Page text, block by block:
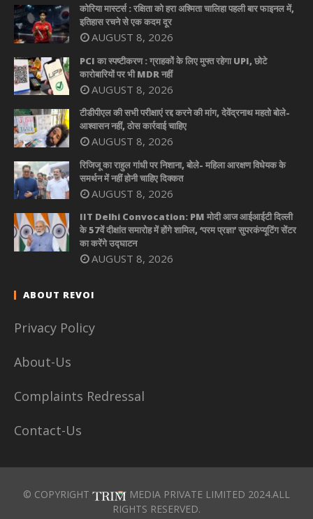
कोरिया मास्टर्स : रक्षिता को हरा अश्मिता चालिहा पहली बार फाइनल में,
इतिहास रचने से एक कदम दूर
AUGUST 8, 2026
PCI का स्पष्टीकरण : ग्राहकों के लिए मुफ्त रहेगा UPI, छोटे
कारोबारियों पर भी MDR नहीं
AUGUST 8, 2026
टीडीपीएल की सभी परीक्षाएं रद्द करने की मांग, देवेंद्रनाथ महतो बोले-
आश्वासन नहीं, ठोस कार्रवाई चाहिए
AUGUST 8, 2026
रिजिजू का राहुल गांधी पर निशाना, बोले- महिला आरक्षण विधेयक के
समर्थन में नहीं होनी चाहिए दिक्कत
AUGUST 8, 2026
IIT Delhi Convocation: PM मोदी आज आईआईटी दिल्ली
के 57वें दीक्षांत समारोह में होंगे शामिल, ‘परम प्रज्ञा’ सुपरकंप्यूटिंग सेंटर
का करेंगे उद्घाटन
AUGUST 8, 2026
ABOUT REVOI
Privacy Policy
About-Us
Complaints Redressal
Contact-Us
© COPYRIGHT
MEDIA PRIVATE LIMITED 2024.ALL
RIGHTS RESERVED.